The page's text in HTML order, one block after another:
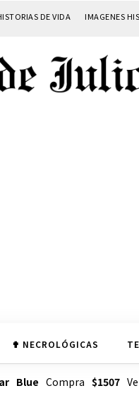
DE VIDA IMAGENES
✟ NECROLÓGICAS
Blue Compra $1507